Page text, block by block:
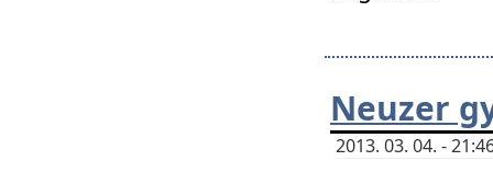
Neuzer
2013. 03. 04. -